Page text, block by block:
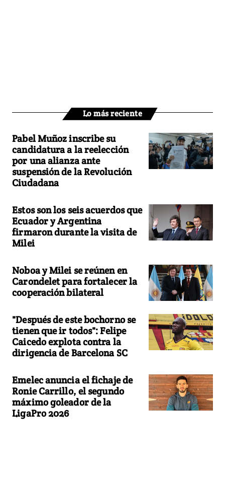
Lo más reciente
Pabel Muñoz inscribe su
candidatura a la reelección
por una alianza ante
suspensión de la Revolución
Ciudadana
Estos son los seis acuerdos que
Ecuador y Argentina
firmaron durante la visita de
Milei
Noboa y Milei se reúnen en
Carondelet para fortalecer la
cooperación bilateral
"Después de este bochorno se
tienen que ir todos": Felipe
Caicedo explota contra la
dirigencia de Barcelona SC
Emelec anuncia el fichaje de
Ronie Carrillo, el segundo
máximo goleador de la
LigaPro 2026